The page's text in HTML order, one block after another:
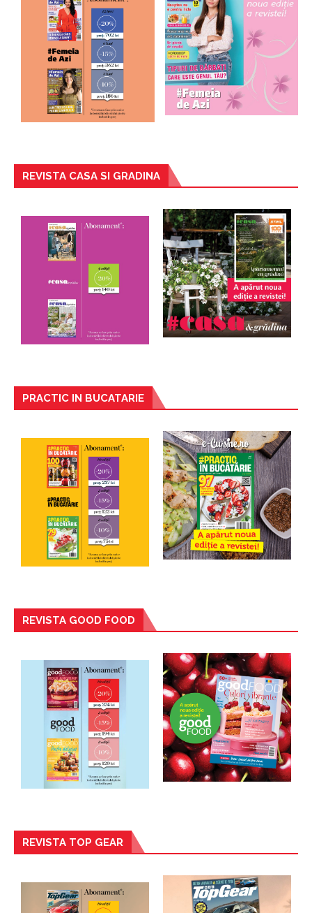
REVISTA CASA SI GRADINA
PRACTIC IN BUCATARIE
REVISTA GOOD FOOD
REVISTA TOP GEAR